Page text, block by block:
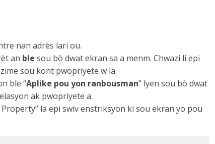
nan adrès lari ou.
an ble sou bò dwat ekran sa a menm. Chwazi li epi
sou kont pwopriyete w la.
ble “Aplike pou yon ranbousman” lyen sou bò dwat
ak pwopriyete a.
la epi swiv enstriksyon ki sou ekran yo pou